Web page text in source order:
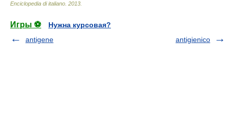
Enciclopedia di italiano 2013
Игры ⚽
Нужна курсовая?
antigene
antigienico